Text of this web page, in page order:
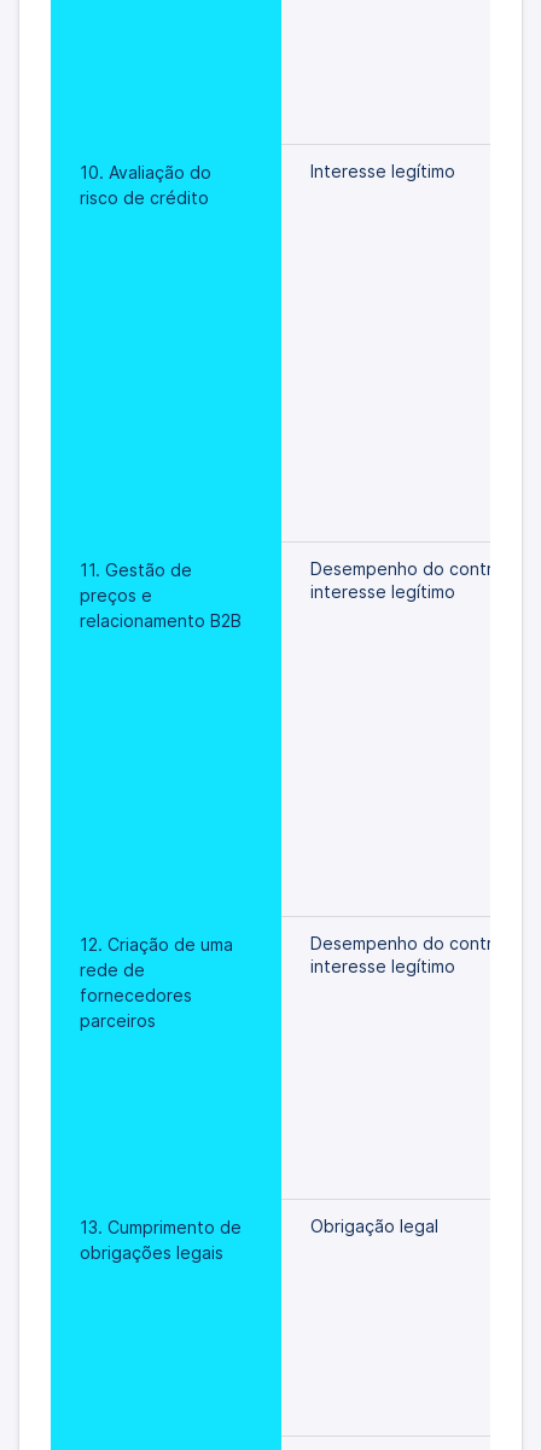
10. Avaliação do
risco de crédito
Interesse legítimo
11. Gestão de
preços e
relacionamento B2B
Desempenho do contrato/
interesse legítimo
12. Criação de uma
rede de
fornecedores
parceiros
Desempenho do contrato/
interesse legítimo
13. Cumprimento de
obrigações legais
Obrigação legal